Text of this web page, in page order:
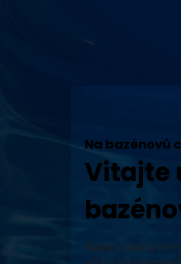
Na bazénovú
Vitajte
Naša rodinná